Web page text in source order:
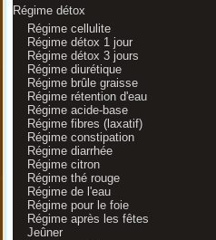
Régime détox
Régime cellulite
Régime détox 1 jour
Régime détox 3 jours
Régime diurétique
Régime brûle graisse
Régime rétention d'eau
Régime acide-base
Régime fibres (laxatif)
Régime constipation
Régime diarrhée
Régime citron
Régime thé rouge
Régime de l'eau
Régime pour le foie
Régime après les fêtes
Jeûner